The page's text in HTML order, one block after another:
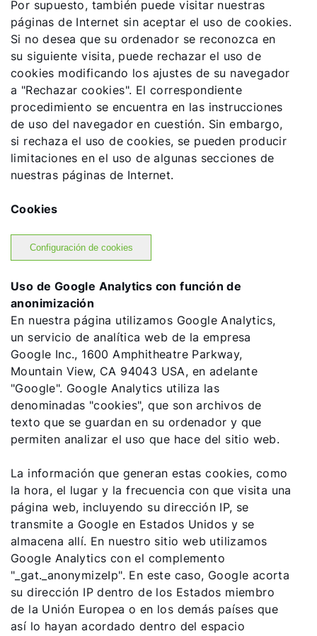
Por supuesto, también puede visitar nuestras
páginas de Internet sin aceptar el uso de cookies.
Si no desea que su ordenador se reconozca en
su siguiente visita, puede rechazar el uso de
cookies modificando los ajustes de su navegador
a "Rechazar cookies". El correspondiente
procedimiento se encuentra en las instrucciones
de uso del navegador en cuestión. Sin embargo,
si rechaza el uso de cookies, se pueden producir
limitaciones en el uso de algunas secciones de
nuestras páginas de Internet.
Cookies
Configuración de cookies
Uso de Google Analytics con función de
anonimización
En nuestra página utilizamos Google Analytics,
un servicio de analítica web de la empresa
Google Inc., 1600 Amphitheatre Parkway,
Mountain View, CA 94043 USA, en adelante
"Google". Google Analytics utiliza las
denominadas "cookies", que son archivos de
texto que se guardan en su ordenador y que
permiten analizar el uso que hace del sitio web.
La información que generan estas cookies, como
la hora, el lugar y la frecuencia con que visita una
página web, incluyendo su dirección IP, se
transmite a Google en Estados Unidos y se
almacena allí. En nuestro sitio web utilizamos
Google Analytics con el complemento
"_gat._anonymizeIp". En este caso, Google acorta
su dirección IP dentro de los Estados miembro
de la Unión Europea o en los demás países que
así lo hayan acordado dentro del espacio
¡Hola!
¿Cómo podemos ayudarte?
Contacto de servicio
Línea de atención al cliente